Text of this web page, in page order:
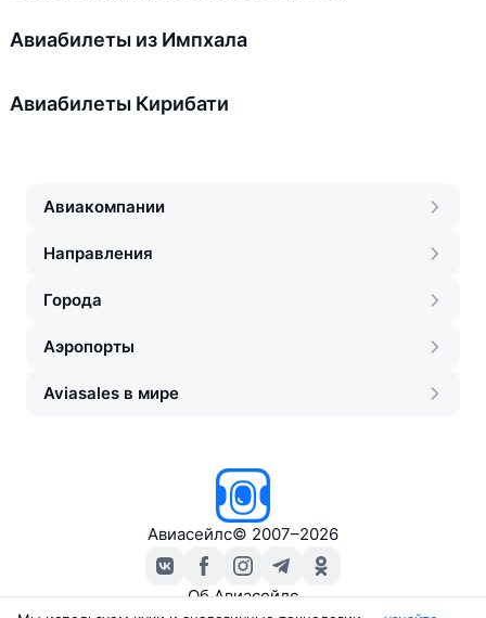
Авиабилеты из Импхала
Авиабилеты Кирибати
Авиакомпании
Направления
Города
Аэропорты
Aviasales в мире
Авиасейлс© 2007–2026
Об Авиасейлс